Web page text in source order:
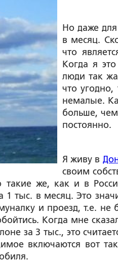
Но даже
в месяц.
что
Когда я
люди так
что
немалые.
больше, чем
постоянно.
Я живу в
своим
же, как и в
1 тыс. в месяц. Это
и проезд, т.е. не
Когда мне
за 3 тыс., это
включаются вот